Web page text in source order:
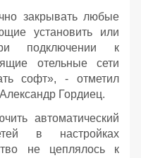
закрывать любые
установить или
подключении к
отельные сети
софт», - отметил
Гордиец.
автоматический
в настройках
не цеплялось к